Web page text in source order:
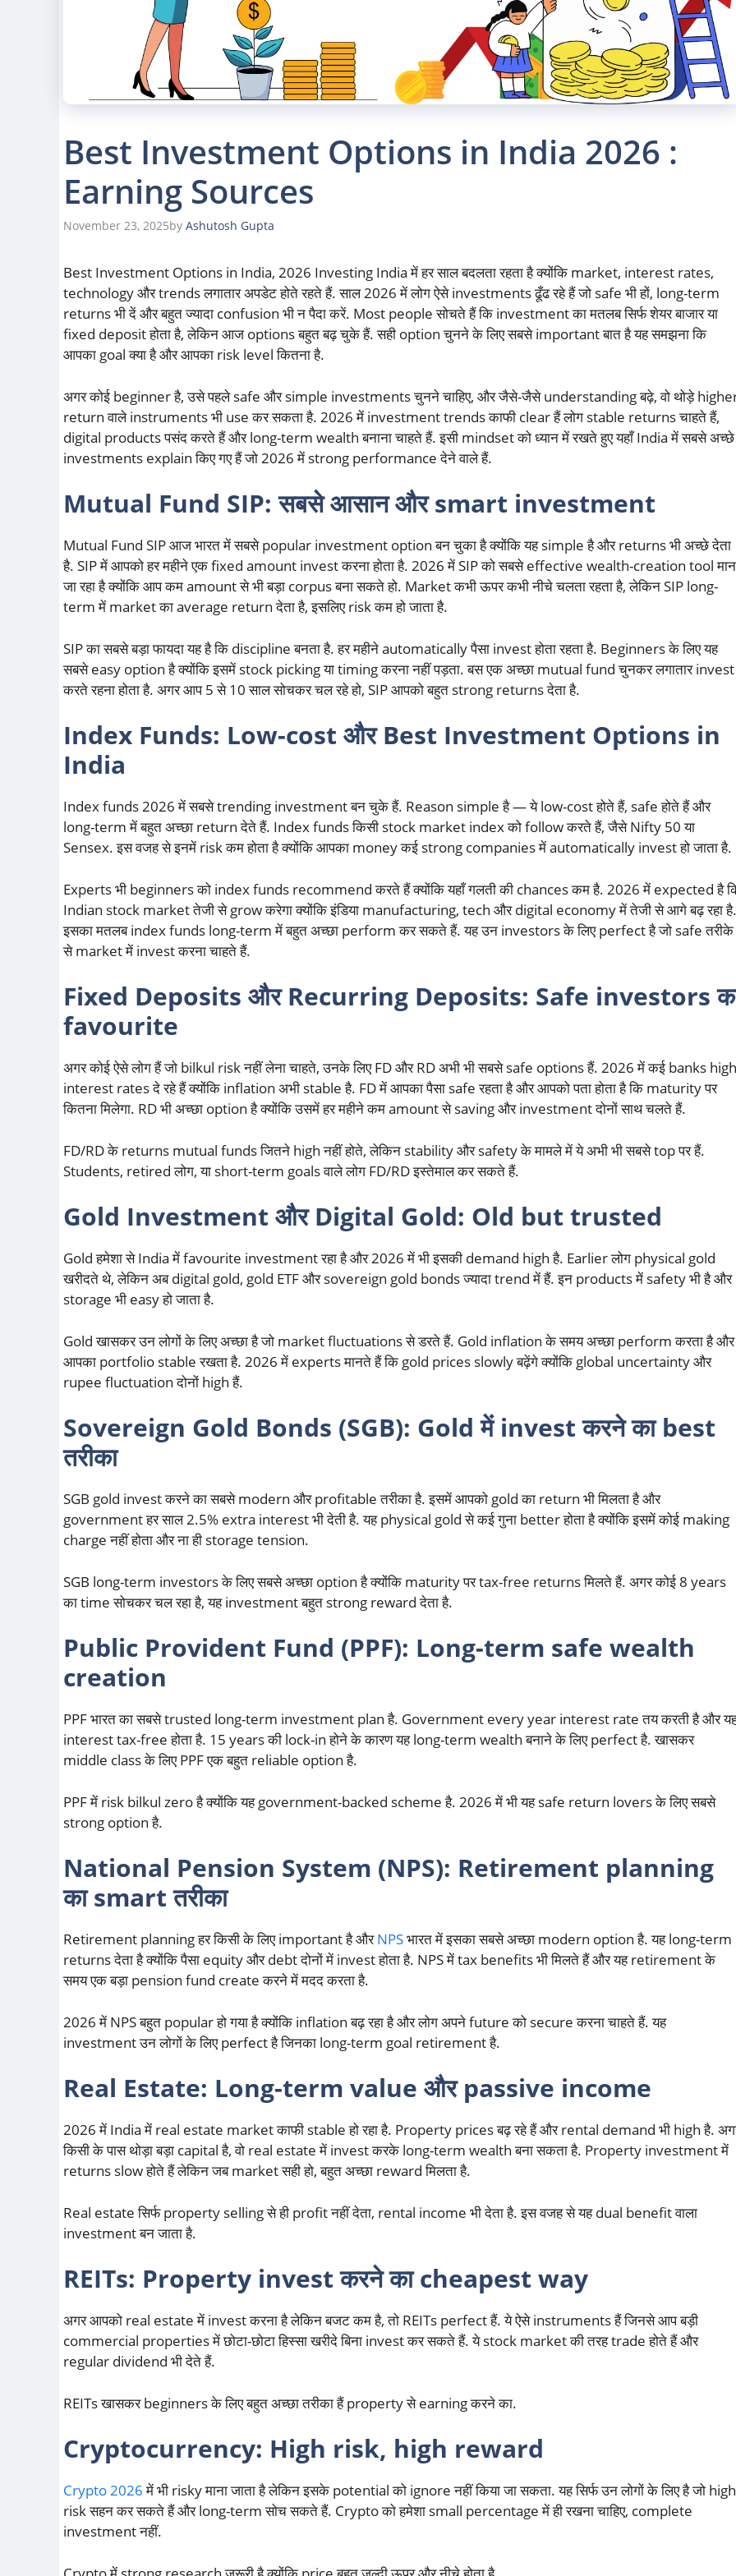
Best Investment Options in India 2026 :
Earning Sources
November 23, 2025by Ashutosh Gupta
Best Investment Options in India, 2026 Investing India में हर साल बदलता रहता है क्योंकि market, interest rates,
technology और trends लगातार अपडेट होते रहते हैं. साल 2026 में लोग ऐसे investments ढूँढ रहे हैं जो safe भी हों, long-term
returns भी दें और बहुत ज्यादा confusion भी न पैदा करें. Most people सोचते हैं कि investment का मतलब सिर्फ शेयर बाजार या
fixed deposit होता है, लेकिन आज options बहुत बढ़ चुके हैं. सही option चुनने के लिए सबसे important बात है यह समझना कि
आपका goal क्या है और आपका risk level कितना है.
अगर कोई beginner है, उसे पहले safe और simple investments चुनने चाहिए, और जैसे-जैसे understanding बढ़े, वो थोड़े
return वाले instruments भी use कर सकता है. 2026 में investment trends काफी clear हैं लोग stable returns चाहते हैं,
digital products पसंद करते हैं और long-term wealth बनाना चाहते हैं. इसी mindset को ध्यान में रखते हुए यहाँ India में सबसे अच्छे
investments explain किए गए हैं जो 2026 में strong performance देने वाले हैं.
Mutual Fund SIP: सबसे आसान और smart investment
Mutual Fund SIP आज भारत में सबसे popular investment option बन चुका है क्योंकि यह simple है और returns भी अच्छे देता
है. SIP में आपको हर महीने एक fixed amount invest करना होता है. 2026 में SIP को सबसे effective wealth-creation tool
जा रहा है क्योंकि आप कम amount से भी बड़ा corpus बना सकते हो. Market कभी ऊपर कभी नीचे चलता रहता है, लेकिन SIP long-
term में market का average return देता है, इसलिए risk कम हो जाता है.
SIP का सबसे बड़ा फायदा यह है कि discipline बनता है. हर महीने automatically पैसा invest होता रहता है. Beginners के लिए यह
सबसे easy option है क्योंकि इसमें stock picking या timing करना नहीं पड़ता. बस एक अच्छा mutual fund चुनकर लगातार invest
करते रहना होता है. अगर आप 5 से 10 साल सोचकर चल रहे हो, SIP आपको बहुत strong returns देता है.
Index Funds: Low-cost और Best Investment Options in
India
Index funds 2026 में सबसे trending investment बन चुके हैं. Reason simple है — ये low-cost होते हैं, safe होते हैं और
long-term में बहुत अच्छा return देते हैं. Index funds किसी stock market index को follow करते हैं, जैसे Nifty 50 या
Sensex. इस वजह से इनमें risk कम होता है क्योंकि आपका money कई strong companies में automatically invest हो जाता है.
Experts भी beginners को index funds recommend करते हैं क्योंकि यहाँ गलती की chances कम है. 2026 में expected है
Indian stock market तेजी से grow करेगा क्योंकि इंडिया manufacturing, tech और digital economy में तेजी से आगे बढ़ रहा है.
इसका मतलब index funds long-term में बहुत अच्छा perform कर सकते हैं. यह उन investors के लिए perfect है जो safe तरीके
से market में invest करना चाहते हैं.
Fixed Deposits और Recurring Deposits: Safe investors
favourite
अगर कोई ऐसे लोग हैं जो bilkul risk नहीं लेना चाहते, उनके लिए FD और RD अभी भी सबसे safe options हैं. 2026 में कई banks high
interest rates दे रहे हैं क्योंकि inflation अभी stable है. FD में आपका पैसा safe रहता है और आपको पता होता है कि maturity पर
कितना मिलेगा. RD भी अच्छा option है क्योंकि उसमें हर महीने कम amount से saving और investment दोनों साथ चलते हैं.
FD/RD के returns mutual funds जितने high नहीं होते, लेकिन stability और safety के मामले में ये अभी भी सबसे top पर हैं.
Students, retired लोग, या short-term goals वाले लोग FD/RD इस्तेमाल कर सकते हैं.
Gold Investment और Digital Gold: Old but trusted
Gold हमेशा से India में favourite investment रहा है और 2026 में भी इसकी demand high है. Earlier लोग physical gold
खरीदते थे, लेकिन अब digital gold, gold ETF और sovereign gold bonds ज्यादा trend में हैं. इन products में safety भी है और
storage भी easy हो जाता है.
Gold खासकर उन लोगों के लिए अच्छा है जो market fluctuations से डरते हैं. Gold inflation के समय अच्छा perform करता है और
आपका portfolio stable रखता है. 2026 में experts मानते हैं कि gold prices slowly बढ़ेंगे क्योंकि global uncertainty और
rupee fluctuation दोनों high हैं.
Sovereign Gold Bonds (SGB): Gold में invest करने का best
तरीका
SGB gold invest करने का सबसे modern और profitable तरीका है. इसमें आपको gold का return भी मिलता है और
government हर साल 2.5% extra interest भी देती है. यह physical gold से कई गुना better होता है क्योंकि इसमें कोई making
charge नहीं होता और ना ही storage tension.
SGB long-term investors के लिए सबसे अच्छा option है क्योंकि maturity पर tax-free returns मिलते हैं. अगर कोई 8 years
का time सोचकर चल रहा है, यह investment बहुत strong reward देता है.
Public Provident Fund (PPF): Long-term safe wealth
creation
PPF भारत का सबसे trusted long-term investment plan है. Government every year interest rate तय करती है और
interest tax-free होता है. 15 years की lock-in होने के कारण यह long-term wealth बनाने के लिए perfect है. खासकर
middle class के लिए PPF एक बहुत reliable option है.
PPF में risk bilkul zero है क्योंकि यह government-backed scheme है. 2026 में भी यह safe return lovers के लिए सबसे
strong option है.
National Pension System (NPS): Retirement planning
का smart तरीका
Retirement planning हर किसी के लिए important है औरNPSभारत में इसका सबसे अच्छा modern option है. यह long-term
returns देता है क्योंकि पैसा equity और debt दोनों में invest होता है. NPS में tax benefits भी मिलते हैं और यह retirement के
समय एक बड़ा pension fund create करने में मदद करता है.
2026 में NPS बहुत popular हो गया है क्योंकि inflation बढ़ रहा है और लोग अपने future को secure करना चाहते हैं. यह
investment उन लोगों के लिए perfect है जिनका long-term goal retirement है.
Real Estate: Long-term value और passive income
2026 में India में real estate market काफी stable हो रहा है. Property prices बढ़ रहे हैं और rental demand भी high है.
किसी के पास थोड़ा बड़ा capital है, वो real estate में invest करके long-term wealth बना सकता है. Property investment में
returns slow होते हैं लेकिन जब market सही हो, बहुत अच्छा reward मिलता है.
Real estate सिर्फ property selling से ही profit नहीं देता, rental income भी देता है. इस वजह से यह dual benefit वाला
investment बन जाता है.
REITs: Property invest करने का cheapest way
अगर आपको real estate में invest करना है लेकिन बजट कम है, तो REITs perfect हैं. ये ऐसे instruments हैं जिनसे आप बड़ी
commercial properties में छोटा-छोटा हिस्सा खरीदे बिना invest कर सकते हैं. ये stock market की तरह trade होते हैं और
regular dividend भी देते हैं.
REITs खासकर beginners के लिए बहुत अच्छा तरीका हैं property से earning करने का.
Cryptocurrency: High risk, high reward
Crypto 2026में भी risky माना जाता है लेकिन इसके potential को ignore नहीं किया जा सकता. यह सिर्फ उन लोगों के लिए है जो high
risk सहन कर सकते हैं और long-term सोच सकते हैं. Crypto को हमेशा small percentage में ही रखना चाहिए, complete
investment नहीं.